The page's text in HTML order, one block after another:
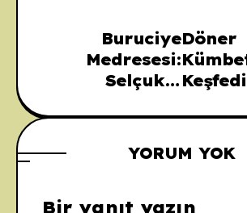
Buruciye
Medresesi:
Selçuklu
Zarif Bir İzleri
Döner
Tarih
YORUM YOK
Bir yanıt yazın